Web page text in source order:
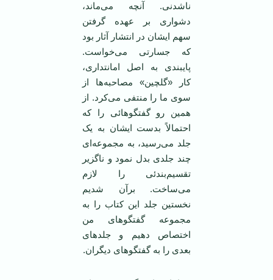
ناشدنی. آنچه می‌ماند،
دشواری بر عهده گرفتن
سهم ایشان در انتشار آثار بود
که جسارتی می‌خواست.
پایبندی به اصل امانتداری،
کار «گلچین» مصاحبه‌ها از
سوی ما را منتفی می‌کرد. از
همین رو گفتگوهائی را که
احتمالاً بدست ایشان به یک
جلد می‌رسید، به مجموعه‌ای
چند جلدی بدل نمود و ناگزیر
تقسیم‌بندئی را لازم
می‌ساخت. برآن شدیم
نخستین جلد این کتاب را به
مجموعه گفتگوهای من
اختصاص دهیم و جلدهای
بعدی را به گفتگوهای دیگران.